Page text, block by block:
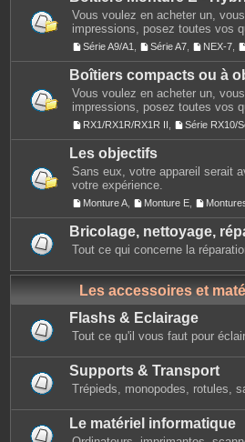
Vous voulez en acheter un,
impressions, posez toutes vos
Série A9/A1 Série A7 NEX-7
Boîtiers compacts ou à
Vous voulez en acheter un,
impressions, posez toutes vos
RX1/RX1R/RX1R II Série RX10/
Les objectifs
Sans eux, votre appareil serait
votre expérience.
Monture A Monture E
Bricolage, nettoyage,
Tout ce qui concerne la
Les accessoires et
Flashs & Eclairage
Tout ce qu'il vous faut pour
Supports & Transport
Trépieds, monopodes, rotules,
Le matériel informatique